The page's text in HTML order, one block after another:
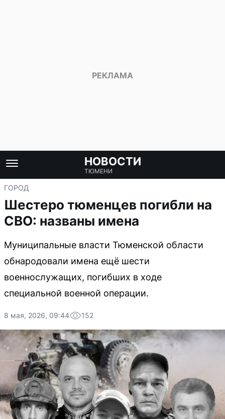
НОВОСТИ
ТЮМЕНИ
ГОРОД
Шестеро тюменцев погибли на
СВО: названы имена
Муниципальные власти Тюменской области
обнародовали имена ещё шести
военнослужащих, погибших в ходе
специальной военной операции.
8 мая, 2026, 09:44 152